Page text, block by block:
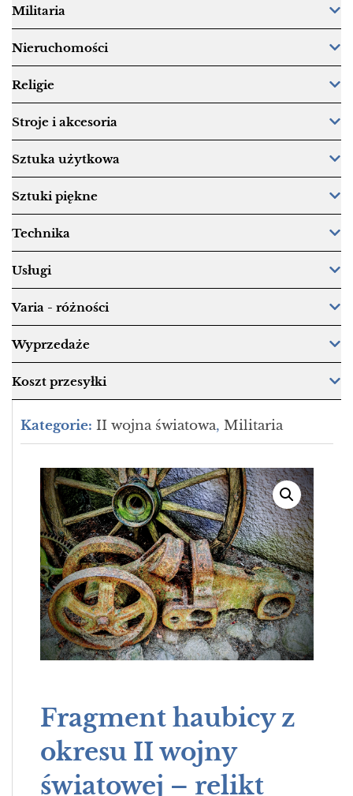
Militaria
Nieruchomości
Religie
Stroje i akcesoria
Sztuka użytkowa
Sztuki piękne
Technika
Usługi
Varia - różności
Wyprzedaże
Koszt przesyłki
Kategorie: II wojna światowa, Militaria
Fragment haubicy z
okresu II wojny
światowej – relikt